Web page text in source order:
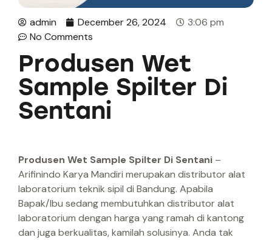
admin December 26, 2024
3:06 pm
No Comments
Produsen Wet
Sample Spilter Di
Sentani
Produsen Wet Sample Spilter Di Sentani –
Arifinindo Karya Mandiri merupakan distributor alat
laboratorium teknik sipil di Bandung. Apabila
Bapak/Ibu sedang membutuhkan distributor alat
laboratorium dengan harga yang ramah di kantong
dan juga berkualitas, kamilah solusinya. Anda tak